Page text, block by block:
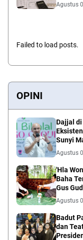
Agustus
Failed to load posts.
OPINI
Dajjal
Sunyi
Agustus
'Hla
Baha
Gus
Agustus
Badut
dan